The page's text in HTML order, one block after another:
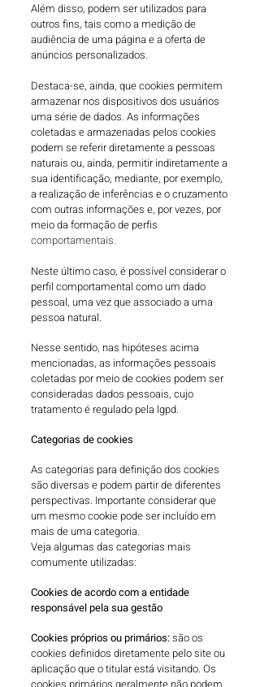
Além disso, podem ser utilizados para
outros fins, tais como a medição de
audiência de uma página e a oferta de
anúncios personalizados.
Destaca-se, ainda, que cookies permitem
armazenar nos dispositivos dos usuários
uma série de dados. As informações
coletadas e armazenadas pelos cookies
podem se referir diretamente a pessoas
naturais ou, ainda, permitir indiretamente a
sua identificação, mediante, por exemplo,
a realização de inferências e o cruzamento
com outras informações e, por vezes, por
meio da formação de perfis
comportamentais.
Neste último caso, é possível considerar o
perfil comportamental como um dado
pessoal, uma vez que associado a uma
pessoa natural.
Nesse sentido, nas hipóteses acima
mencionadas, as informações pessoais
coletadas por meio de cookies podem ser
consideradas dados pessoais, cujo
tratamento é regulado pela lgpd.
Categorias de cookies
As categorias para definição dos cookies
são diversas e podem partir de diferentes
perspectivas. Importante considerar que
um mesmo cookie pode ser incluído em
mais de uma categoria.
Veja algumas das categorias mais
comumente utilizadas:
Cookies de acordo com a entidade
responsável pela sua gestão
Cookies próprios ou primários:são os
cookies definidos diretamente pelo site ou
aplicação que o titular está visitando. Os